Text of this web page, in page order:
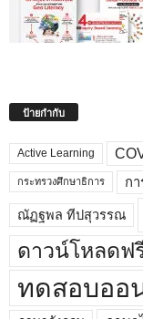
ป้ายกำกับ
Active Learning
กระทรวงศึกษาธิการ ก
ณัฏฐพล ทีปสุวรรณ
ดาวน์โหลดฟ
ทดสอบออ